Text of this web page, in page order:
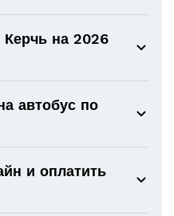
на 2026
автобус по
и оплатить